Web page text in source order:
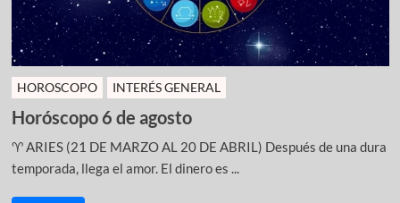
HOROSCOPO INTERÉS GENERAL
Horóscopo 6 de agosto
♈ ARIES (21 DE MARZO AL 20 DE ABRIL) Después de una dura
temporada, llega el amor. El dinero es ...